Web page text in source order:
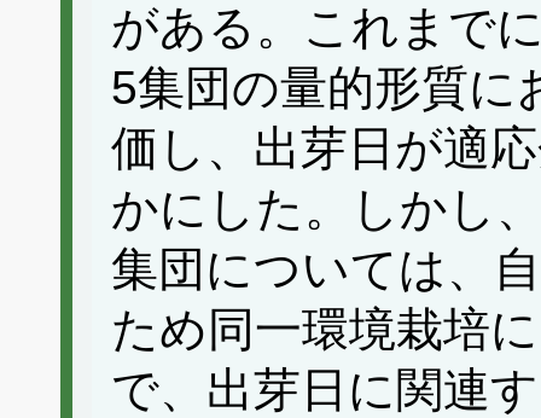
がある。これまで
5集団の量的形質に
価し、出芽日が適
かにした。しかし
集団については、
ため同一環境栽培
で、出芽日に関連